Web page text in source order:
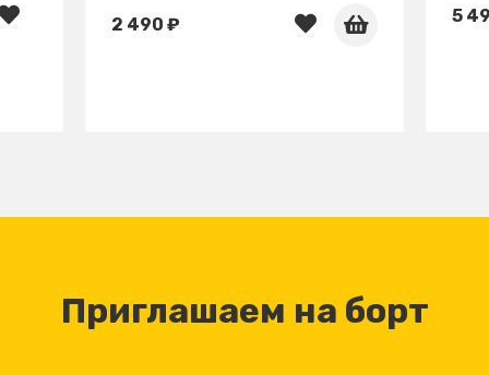
2 490 ₽ 5
Приглашаем на борт